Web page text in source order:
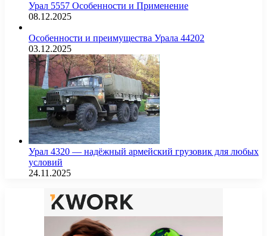
Урал 5557 Особенности и Применение
08.12.2025
Особенности и преимущества Урала 44202
03.12.2025
Урал 4320 — надёжный армейский грузовик для любых
условий
24.11.2025